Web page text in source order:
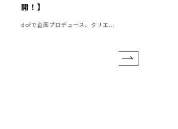
開！】
dofで企画プロデュース、クリエ...